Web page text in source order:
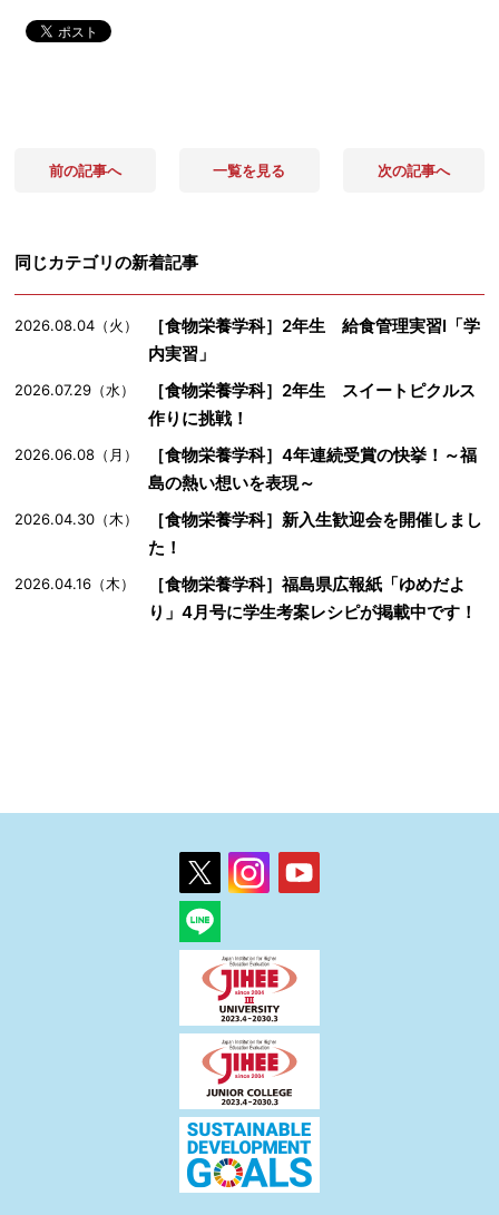
前の記事へ 一覧を見る 次の記事へ
同じカテゴリの新着記事
2026.08.04（火）
［食物栄養学科］2年生 給食管理実習Ⅰ「学
内実習」
2026.07.29（水）
［食物栄養学科］2年生 スイートピクルス
作りに挑戦！
2026.06.08（月）
［食物栄養学科］4年連続受賞の快挙！～福
島の熱い想いを表現～
2026.04.30（木）
［食物栄養学科］新入生歓迎会を開催しまし
た！
2026.04.16（木）
［食物栄養学科］福島県広報紙「ゆめだよ
り」4月号に学生考案レシピが掲載中です！